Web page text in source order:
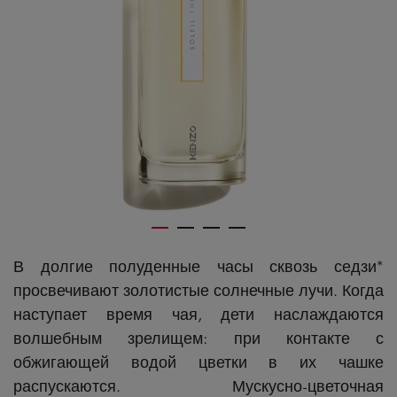
В долгие полуденные часы сквозь седзи*
просвечивают золотистые солнечные лучи. Когда
наступает время чая, дети наслаждаются
волшебным зрелищем: при контакте с
обжигающей водой цветки в их чашке
распускаются. Мускусно-цветочная